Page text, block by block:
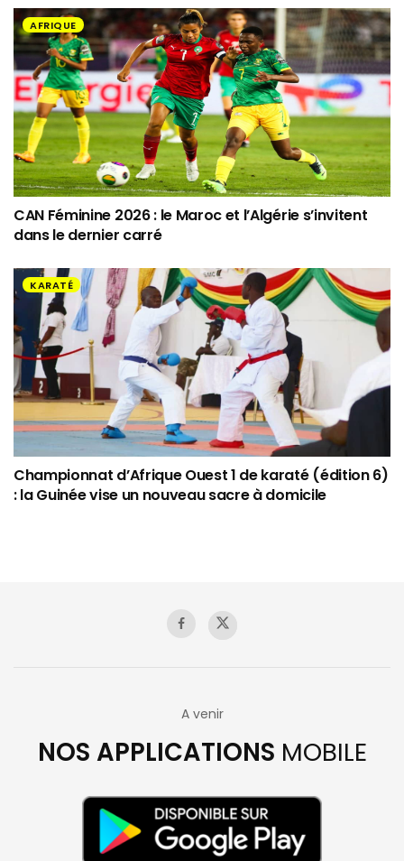
AFRIQUE
CAN Féminine 2026 : le Maroc et l’Algérie s’invitent
dans le dernier carré
KARATÉ
Championnat d’Afrique Ouest 1 de karaté (édition 6)
: la Guinée vise un nouveau sacre à domicile
A venir
NOS APPLICATIONS MOBILE